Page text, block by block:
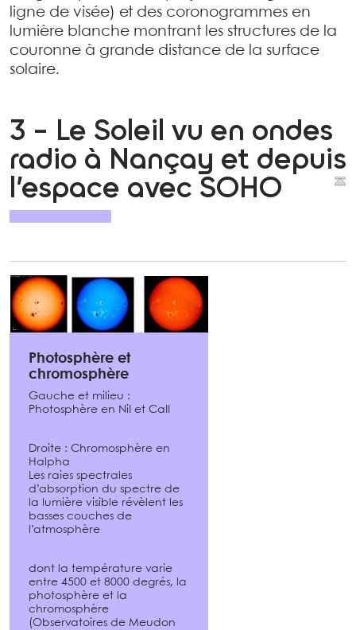
ligne de visée) et des coronogrammes en
lumière blanche montrant les structures de la
couronne à grande distance de la surface
solaire.
3 - Le Soleil vu en ondes
radio à Nançay et depuis
l’espace avec SOHO
Photosphère et
chromosphère
Gauche et milieu :
Photosphère en NiI et CaII
Droite : Chromosphère en
Halpha
Les raies spectrales
d’absorption du spectre de
la lumière visible révèlent les
basses couches de
l’atmosphère
dont la température varie
entre 4500 et 8000 degrés, la
photosphère et la
chromosphère
(Observatoires de Meudon